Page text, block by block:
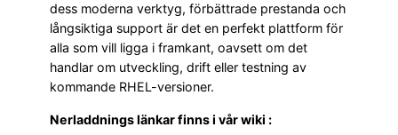
dess moderna verktyg, förbättrade prestanda och
långsiktiga support är det en perfekt plattform för
alla som vill ligga i framkant, oavsett om det
handlar om utveckling, drift eller testning av
kommande RHEL-versioner.
Nerladdnings länkar finns i vår wiki :